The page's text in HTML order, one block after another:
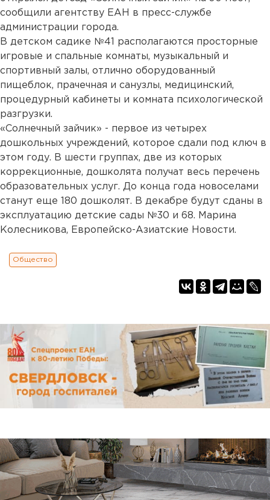
сообщили агентству ЕАН в пресс-службе
администрации города.
В детском садике №41 располагаются просторные
игровые и спальные комнаты, музыкальный и
спортивный залы, отлично оборудованный
пищеблок, прачечная и санузлы, медицинский,
процедурный кабинеты и комната психологической
разгрузки.
«Солнечный зайчик» - первое из четырех
дошкольных учреждений, которое сдали под ключ в
этом году. В шести группах, две из которых
коррекционные, дошколята получат весь перечень
образовательных услуг. До конца года новоселами
станут еще 180 дошколят. В декабре будут сданы в
эксплуатацию детские сады №30 и 68. Марина
Колесникова, Европейско-Азиатские Новости.
Общество